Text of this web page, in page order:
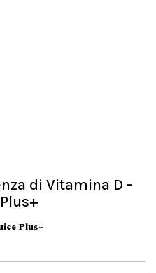
di Vitamina D -
Plus+